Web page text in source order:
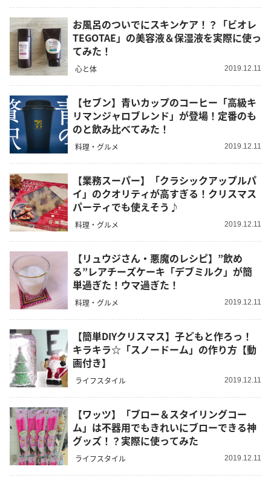
お風呂のついでにスキンケア！？「ビオレ
TEGOTAE」の美容液＆保湿液を実際に使っ
てみた！
心と体 2019.12.11
【セブン】青いカップのコーヒー「高級キ
リマンジャロブレンド」が登場！定番のも
のと飲み比べてみた！
料理・グルメ 2019.12.11
【業務スーパー】「クラシックアップルパ
イ」のクオリティが高すぎる！クリスマス
パーティでも使えそう♪
料理・グルメ 2019.12.11
【リュウジさん・悪魔のレシピ】”飲め
る”レアチーズケーキ「デブミルク」が簡
単過ぎた！ウマ過ぎた！
料理・グルメ 2019.12.11
【簡単DIYクリスマス】子どもと作ろっ！
キラキラ☆「スノードーム」の作り方【動
画付き】
ライフスタイル 2019.12.11
【ワッツ】「ブロー＆スタイリングコー
ム」は不器用でもきれいにブローできる神
グッズ！？実際に使ってみた
ライフスタイル 2019.12.11